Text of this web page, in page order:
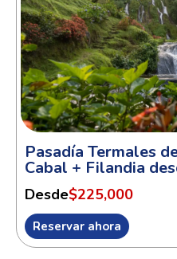
Pasadía Termales
Cabal + Filandia
Desde$225,000
Reservar ahora